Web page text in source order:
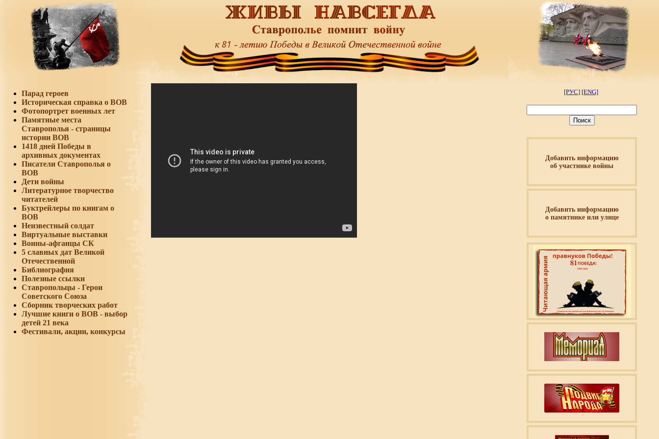
Парад героев
Историческая справка о ВОВ
Фотопортрет военных лет
Памятные места
Ставрополья - страницы
истории ВОВ
1418 дней Победы в
архивных документах
Писатели Ставрополья о
ВОВ
Дети войны
Литературное творчество
читателей
Буктрейлеры по книгам о
ВОВ
Неизвестный солдат
Виртуальные выставки
Воины-афганцы СК
5 славных дат Великой
Отечественной
Библиография
Полезные ссылки
Ставропольцы - Герои
Советского Союза
Сборник творческих работ
Лучшие книги о ВОВ - выбор
детей 21 века
Фестивали, акции, конкурсы
[РУС] [ENG]
Добавить информацию
об участнике войны
Добавить информацию
о памятнике или улице